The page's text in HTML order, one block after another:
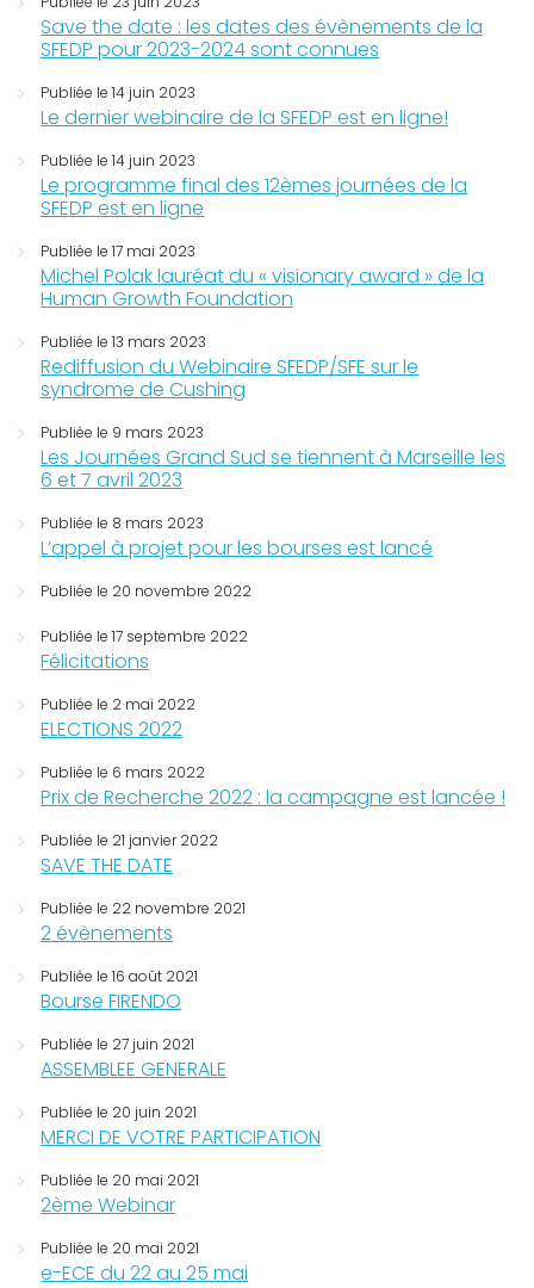
Save the date : les dates des évènements de la
SFEDP pour 2023-2024 sont connues
Publiée le 14 juin 2023
Le dernier webinaire de la SFEDP est en ligne!
Publiée le 14 juin 2023
Le programme final des 12èmes journées de la
SFEDP est en ligne
Publiée le 17 mai 2023
Michel Polak lauréat du « visionary award » de la
Human Growth Foundation
Publiée le 13 mars 2023
Rediffusion du Webinaire SFEDP/SFE sur le
syndrome de Cushing
Publiée le 9 mars 2023
Les Journées Grand Sud se tiennent à Marseille les
6 et 7 avril 2023
Publiée le 8 mars 2023
L’appel à projet pour les bourses est lancé
Publiée le 20 novembre 2022
Publiée le 17 septembre 2022
Félicitations
Publiée le 2 mai 2022
ELECTIONS 2022
Publiée le 6 mars 2022
Prix de Recherche 2022 : la campagne est lancée !
Publiée le 21 janvier 2022
SAVE THE DATE
Publiée le 22 novembre 2021
2 évènements
Publiée le 16 août 2021
Bourse FIRENDO
Publiée le 27 juin 2021
ASSEMBLEE GENERALE
Publiée le 20 juin 2021
MERCI DE VOTRE PARTICIPATION
Publiée le 20 mai 2021
2ème Webinar
Publiée le 20 mai 2021
e-ECE du 22 au 25 mai